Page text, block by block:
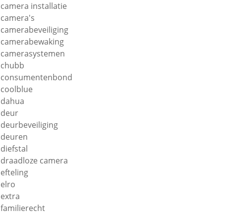
camera installatie
camera's
camerabeveiliging
camerabewaking
camerasystemen
chubb
consumentenbond
coolblue
dahua
deur
deurbeveiliging
deuren
diefstal
draadloze camera
efteling
elro
extra
familierecht